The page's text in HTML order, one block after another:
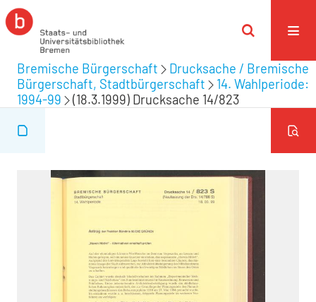
Bremische Bürgerschaft
Drucksache / Bremische
Bürgerschaft, Stadtbürgerschaft
14. Wahlperiode:
1994-99
(18.3.1999) Drucksache 14/823